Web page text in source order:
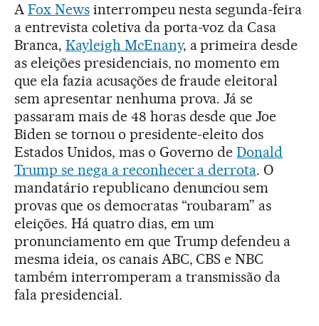
AFox Newsinterrompeu nesta segunda-feira
a entrevista coletiva da porta-voz da Casa
Branca, Kayleigh McEnany, a primeira desde
as eleições presidenciais, no momento em
que ela fazia acusações de fraude eleitoral
sem apresentar nenhuma prova. Já se
passaram mais de 48 horas desde que Joe
Biden se tornou o presidente-eleito dos
Estados Unidos, mas o Governo deDonald
Trump se nega a reconhecer a derrota. O
mandatário republicano denunciou sem
provas que os democratas “roubaram” as
eleições. Há quatro dias, em um
pronunciamento em que Trump defendeu a
mesma ideia, os canais ABC, CBS e NBC
também interromperam a transmissão da
fala presidencial.